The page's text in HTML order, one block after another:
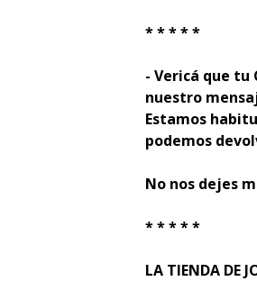
* * * * *
- Verificá que
nuestro
Estamos
podemos
No nos dejes
* * * * *
LA TIENDA DE